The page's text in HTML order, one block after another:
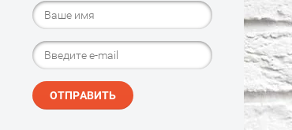
ОТПРАВИТЬ